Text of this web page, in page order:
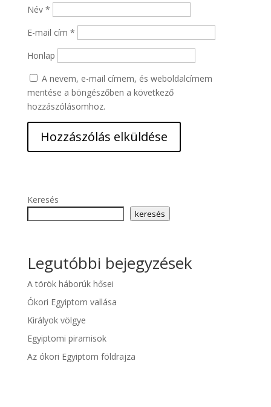
Név *
E-mail cím *
Honlap
A nevem, e-mail címem, és weboldalcímem
mentése a böngészőben a következő
hozzászólásomhoz.
Keresés
keresés
Legutóbbi bejegyzések
A török háborúk hősei
Ókori Egyiptom vallása
Királyok völgye
Egyiptomi piramisok
Az ókori Egyiptom földrajza